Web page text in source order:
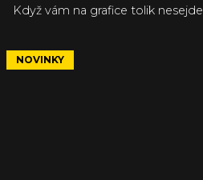
Když vám na grafice tolik nesejde
NOVINKY